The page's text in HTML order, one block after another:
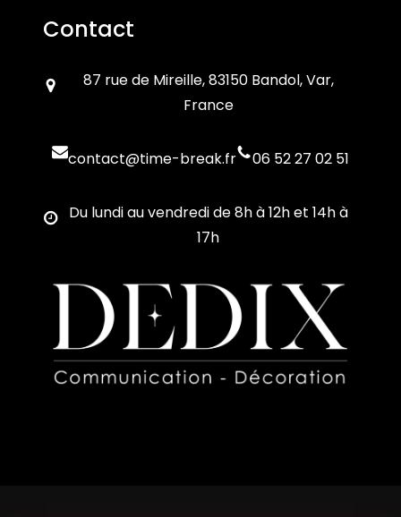
Contact
87 rue de Mireille, 83150 Bandol, Var,
France
contact@time-break.fr 06 52 27 02 51
Du lundi au vendredi de 8h à 12h et 14h à
17h